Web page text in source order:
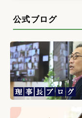
公式ブログ